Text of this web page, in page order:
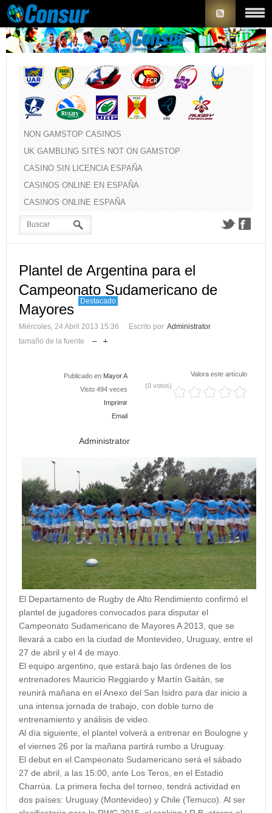
NON GAMSTOP CASINOS
UK GAMBLING SITES NOT ON GAMSTOP
CASINO SIN LICENCIA ESPAÑA
CASINOS ONLINE EN ESPAÑA
CASINOS ONLINE ESPAÑA
Plantel de Argentina para el
Campeonato Sudamericano de
Mayores
Destacado
Miércoles, 24 Abril 2013 15:36 Escrito por Administrator
tamaño de la fuente
Publicado en Mayor A
Visto 494 veces
Imprimir
Email
Valora este artículo
(0 votos)
Administrator
El Departamento de Rugby de Alto Rendimiento confirmó el
plantel de jugadores convocados para disputar el
Campeonato Sudamericano de Mayores A 2013, que se
llevará a cabo en la ciudad de Montevideo, Uruguay, entre el
27 de abril y el 4 de mayo.
El equipo argentino, que estará bajo las órdenes de los
entrenadores Mauricio Reggiardo y Martín Gaitán, se
reunirá mañana en el Anexo del San Isidro para dar inicio a
una intensa jornada de trabajo, con doble turno de
entrenamiento y análisis de video.
Al día siguiente, el plantel volverá a entrenar en Boulogne y
el viernes 26 por la mañana partirá rumbo a Uruguay.
El debut en el Campeonato Sudamericano será el sábado
27 de abril, a las 15:00, ante Los Teros, en el Estadio
Charrúa. La primera fecha del torneo, tendrá actividad en
dos países: Uruguay (Montevideo) y Chile (Temuco). Al ser